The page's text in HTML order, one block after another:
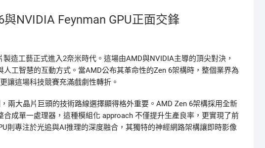
NVIDIA Feynman GPU正面交鋒
造工藝正式進入2奈米時代。這場由AMD與NVIDIA主導的頂尖對決，
工智慧的互動方式。當AMD公布其革命性的Zen 6架構時，整個業界為
讓這場科技競賽充滿戲劇性轉折。
兩大晶片巨頭的技術路線選擇顯得格外重要。AMD Zen 6架構採用全新
成單一處理器，這種模組化 approach 不僅提升生產良率，更實現了前
則專注於光追與AI推理的深度融合，其獨特的神經網路架構讓即時影像